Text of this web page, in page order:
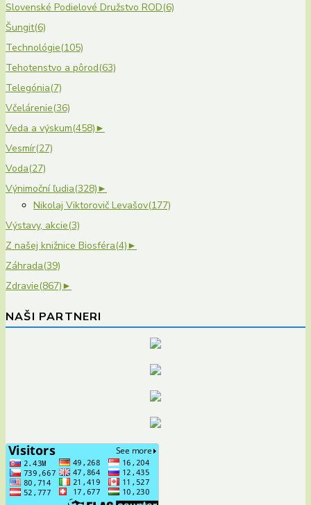
Slovenské Podielové Družstvo ROD(6)
Šungit(6)
Technológie(105)
Tehotenstvo a pôrod(63)
Telegónia(7)
Včelárenie(36)
Veda a výskum(458)►
Vesmír(27)
Voda(27)
Výnimoční ľudia(328)►
Nikolaj Viktorovič Levašov(177)
Výstavy, akcie(3)
Z našej knižnice Biosféra(4)►
Záhrada(39)
Zdravie(867)►
NAŠI PARTNERI